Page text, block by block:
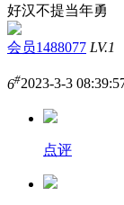
好汉不提当年勇
会员1488077 LV.1
6#2023-3-3
点评